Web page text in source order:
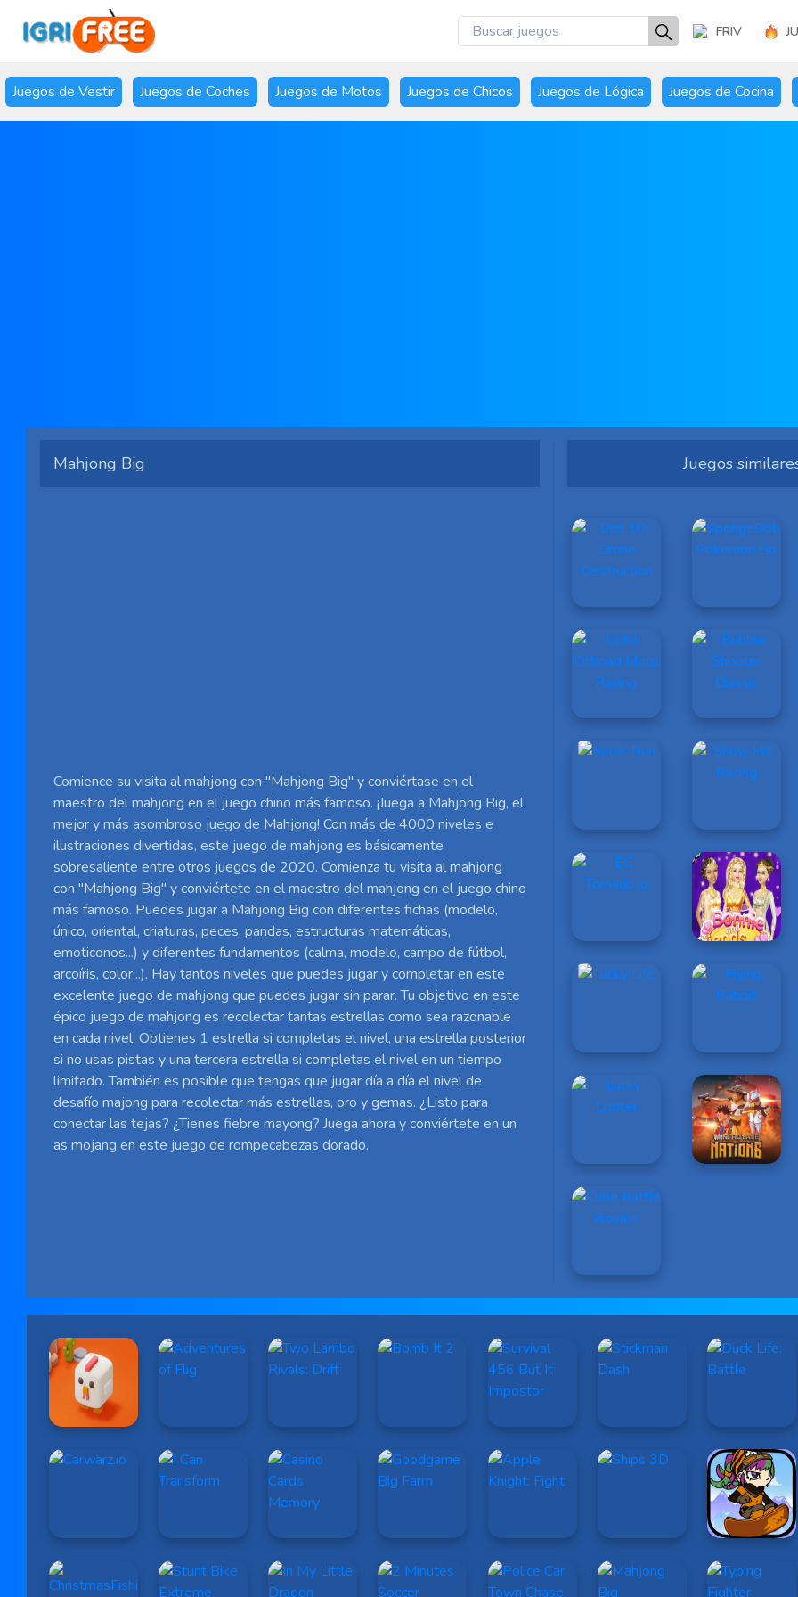
FRIV
Juegos de Vestir Juegos de Coches Juegos de Motos Juegos de Chicos Juegos de Lógica Juegos de Cocina
Mahjong Big
Comience su visita al mahjong con "Mahjong Big" y conviértase en el
maestro del mahjong en el juego chino más famoso. ¡Juega a Mahjong Big, el
mejor y más asombroso juego de Mahjong! Con más de 4000 niveles e
ilustraciones divertidas, este juego de mahjong es básicamente
sobresaliente entre otros juegos de 2020. Comienza tu visita al mahjong
con "Mahjong Big" y conviértete en el maestro del mahjong en el juego chino
más famoso. Puedes jugar a Mahjong Big con diferentes fichas (modelo,
único, oriental, criaturas, peces, pandas, estructuras matemáticas,
emoticonos...) y diferentes fundamentos (calma, modelo, campo de fútbol, ​​
arcoíris, color...). Hay tantos niveles que puedes jugar y completar en este
excelente juego de mahjong que puedes jugar sin parar. Tu objetivo en este
épico juego de mahjong es recolectar tantas estrellas como sea razonable
en cada nivel. Obtienes 1 estrella si completas el nivel, una estrella posterior
si no usas pistas y una tercera estrella si completas el nivel en un tiempo
limitado. También es posible que tengas que jugar día a día el nivel de
desafío majong para recolectar más estrellas, oro y gemas. ¿Listo para
conectar las tejas? ¿Tienes fiebre mayong? Juega ahora y conviértete en un
as mojang en este juego de rompecabezas dorado.
Juegos